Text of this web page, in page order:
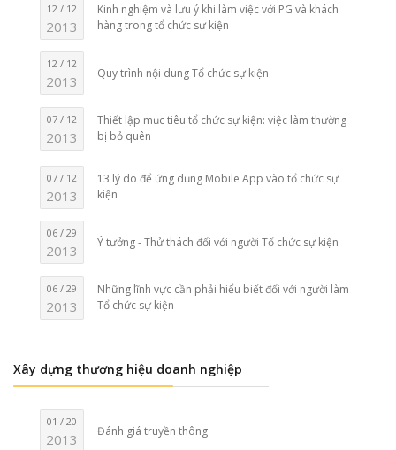
12 / 12
2013
Kinh nghiệm và lưu ý khi làm việc với PG và khách
hàng trong tổ chức sự kiện
12 / 12
2013 Quy trình nội dung Tổ chức sự kiện
07 / 12
2013
Thiết lập mục tiêu tổ chức sự kiện: việc làm thường
bị bỏ quên
07 / 12
2013
13 lý do để ứng dụng Mobile App vào tổ chức sự
kiện
06 / 29
2013 Ý tưởng - Thử thách đối với người Tổ chức sự kiện
06 / 29
2013
Những lĩnh vực cần phải hiểu biết đối với người làm
Tổ chức sự kiện
Xây dựng thương hiệu doanh nghiệp
01 / 20
2013 Đánh giá truyền thông